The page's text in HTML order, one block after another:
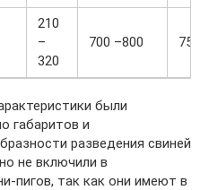
210
–
320
700 –800 75
были
габаритов и
разведения свиней
не включили в
пигов, так как они имеют в